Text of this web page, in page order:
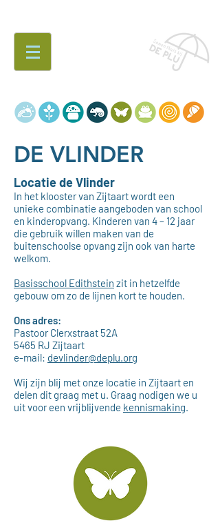
DE VLINDER
Locatie de Vlinder
In het klooster van Zijtaart wordt een
unieke combinatie aangeboden van school
en kinderopvang. Kinderen van 4 – 12 jaar
die gebruik willen maken van de
buitenschoolse opvang zijn ook van harte
welkom.
Basisschool Edithstein zit in hetzelfde
gebouw om zo de lijnen kort te houden.
Ons adres:
Pastoor Clerxstraat 52A
5465 RJ Zijtaart
e-mail: devlinder@deplu.org
Wij zijn blij met onze locatie in Zijtaart en
delen dit graag met u. Graag nodigen we u
uit voor een vrijblijvende kennismaking.